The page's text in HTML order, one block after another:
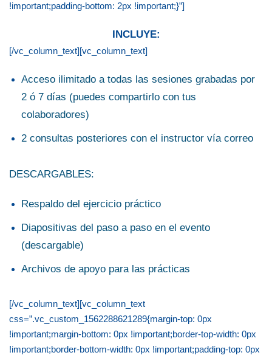
!important;padding-bottom: 2px !important;}”]
INCLUYE:
[/vc_column_text][vc_column_text]
Acceso ilimitado a todas las sesiones grabadas por
2 ó 7 días (puedes compartirlo con tus
colaboradores)
2 consultas posteriores con el instructor vía correo
DESCARGABLES:
Respaldo del ejercicio práctico
Diapositivas del paso a paso en el evento
(descargable)
Archivos de apoyo para las prácticas
[/vc_column_text][vc_column_text
css=”.vc_custom_1562288621289{margin-top: 0px
!important;margin-bottom: 0px !important;border-top-width: 0px
!important;border-bottom-width: 0px !important;padding-top: 0px